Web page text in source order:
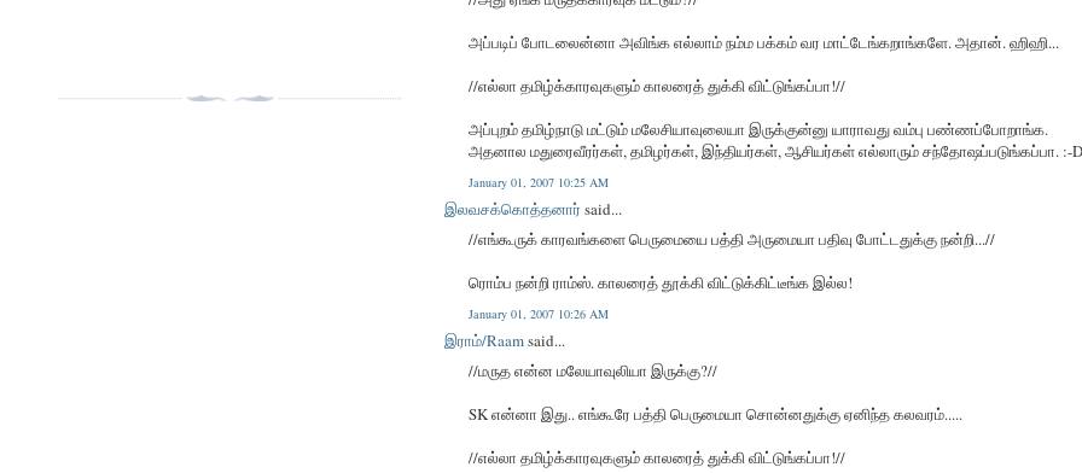
அப்படிப் போடலைன்னா அவிங்க எல்லாம் நம்ம பக்கம் வர மாட்டேங்கறாங்களே. அதான். ஹிஹி...
//எல்லா தமிழ்க்காரவுகளும் காலரைத் துக்கி விட்டுங்கப்பா!//
அப்புறம் தமிழ்நாடு மட்டும் மலேசியாவுலையா இருக்குன்னு யாராவது வம்பு பண்ணப்போறாங்க.
அதனால மதுரைவீரர்கள், தமிழர்கள், இந்தியர்கள், ஆசியர்கள் எல்லாரும் சந்தோஷப்படுங்கப்பா. :-D
January 01, 2007 10:25 AM
இலவசக்கொத்தனார் said...
//எங்கூருக் காரவங்களை பெருமையை பத்தி அருமையா பதிவு போட்டதுக்கு நன்றி...//
ரொம்ப நன்றி ராம்ஸ். காலரைத் தூக்கி விட்டுக்கிட்டீங்க இல்ல!
January 01, 2007 10:26 AM
இராம்/Raamsaid...
//மருத என்ன மலேயாவுலியா இருக்கு?//
SK என்னா இது.. எங்கூரே பத்தி பெருமையா சொன்னதுக்கு ஏனிந்த கலவரம்.....
//எல்லா தமிழ்க்காரவுகளும் காலரைத் துக்கி விட்டுங்கப்பா!//